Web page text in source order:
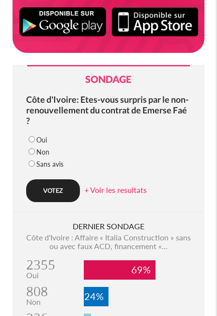
SONDAGE
Côte d'Ivoire: Etes-vous surpris par le non-
renouvellement du contrat de Emerse Faé
?
Oui
Non
Sans avis
+ Voir les resultats
DERNIER SONDAGE
Côte d'Ivoire : Affaire « Italia Construction » sans
ou avec faux ACD, financement «...
2355
Oui 69%
808
Non 24%